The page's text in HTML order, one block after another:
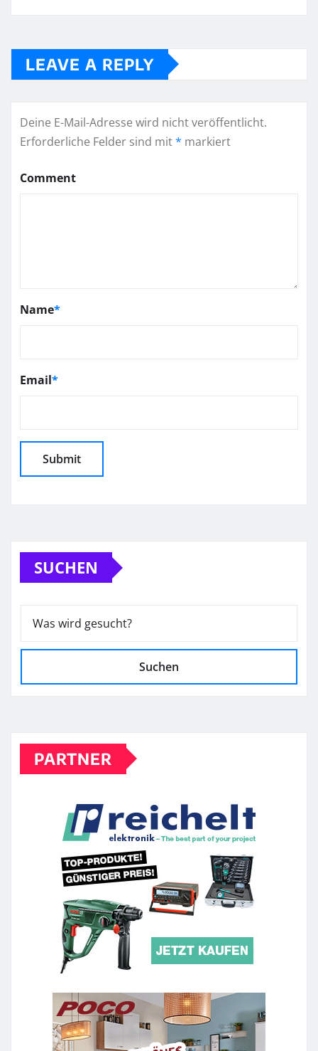
LEAVE A REPLY
Deine E-Mail-Adresse wird nicht veröffentlicht.
Erforderliche Felder sind mit* markiert
Comment
Name*
Email*
SUCHEN
Suchen
PARTNER